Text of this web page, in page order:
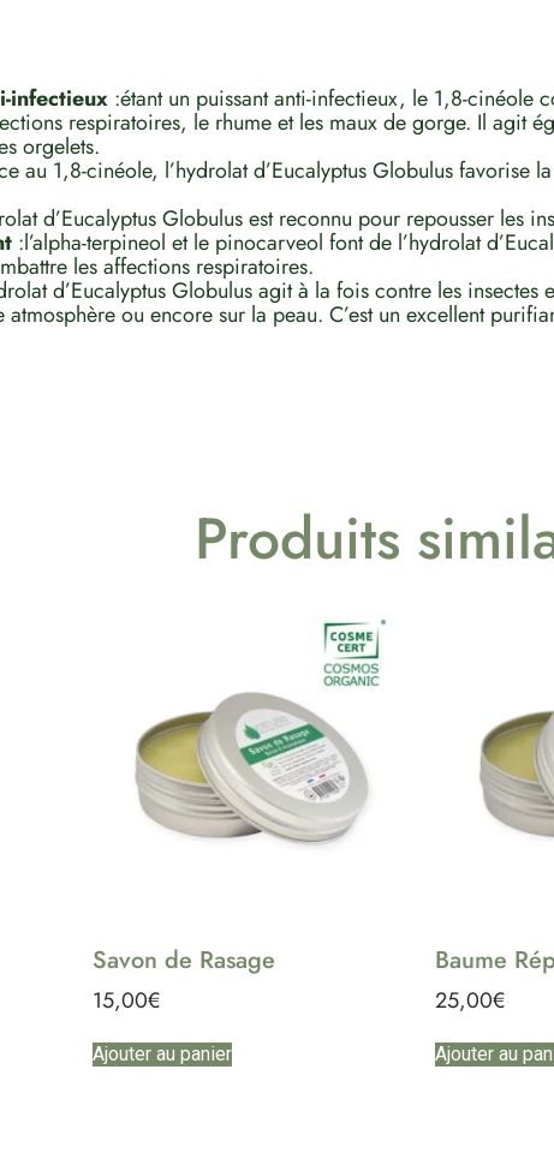
infectieux :étant un puissant anti-infectieux, le 1,8-cinéole
respiratoires, le rhume et les maux de gorge. Il agit
orgelets.
au 1,8-cinéole, l’hydrolat d’Eucalyptus Globulus favorise
d’Eucalyptus Globulus est reconnu pour repousser les
:l’alpha-terpineol et le pinocarveol font de l’hydrolat
les affections respiratoires.
d’Eucalyptus Globulus agit à la fois contre les
atmosphère ou encore sur la peau. C’est un excellent
Produits
Savon de Rasage
15,00€
Ajouter au panier
Baume
25,00€
Ajouter au